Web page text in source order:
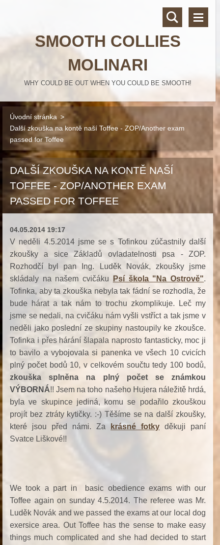
SMOOTH COLLIES
MOLINARI
WHY COULD BE OUT WHEN YOU COULD BE SMOOTH!
Úvodní stránka >
Další zkouška na kontě naší Toffee - ZOP/Another exam
passed for Toffee
DALŠÍ ZKOUŠKA NA KONTĚ NAŠÍ
TOFFEE - ZOP/ANOTHER EXAM
PASSED FOR TOFFEE
04.05.2014 19:17
V neděli 4.5.2014 jsme se s Tofinkou zúčastnily další
zkoušky a sice Základů ovladatelnosti psa - ZOP.
Rozhodčí byl pan Ing. Luděk Novák, zkoušky jsme
skládaly na našem cvičáku
Psí škola "Na Ostrově".
Tofinka, aby ta zkouška nebyla tak fádní se rozhodla, že
bude hárat a tak nám to trochu zkomplikuje. Leč my
jsme se nedali, na cvičáku nám vyšli vstříct a tak jsme v
neděli jako poslední ze skupiny nastoupily ke zkoušce.
Tofinka i přes hárání šlapala naprosto fantasticky, moc ji
to bavilo a vybojovala si panenka ve všech 10 cvicích
plný počet bodů 10, v celkovém součtu tedy 100 bodů,
zkouška splněna na plný počet se známkou
VÝBORNÁ!! Jsem na toho našeho Hujera náležitě hrdá,
byla ve skupince jediná, komu se podařilo zkouškou
projít bez ztráty kytičky. :-) Těšíme se na další zkoušky,
které jsou před námi.Za krásné fotky děkuji paní
Svatce Liškové!!
We took a part in basic obedience exams with our
Toffee again on sunday 4.5.2014. The referee was Mr.
Luděk Novák and we passed the exams at our local dog
exersice area. Out Toffee has the sense to make easy
things much complicated and she had decided to start